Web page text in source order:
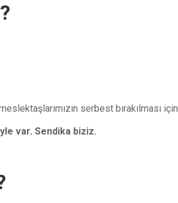
serbest bırakılması için
var. Sendika biziz.